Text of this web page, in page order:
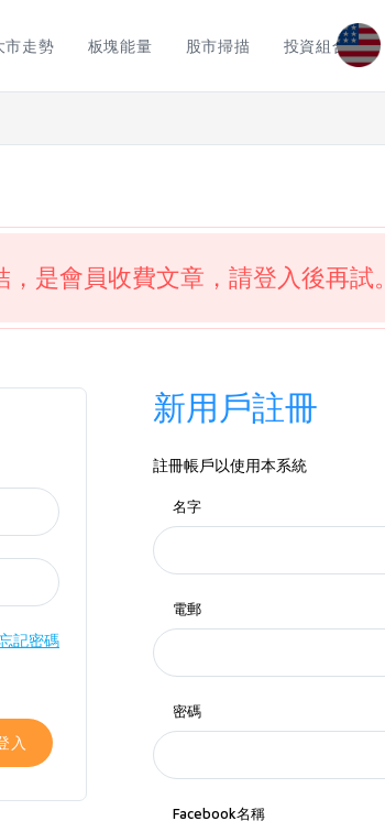
市走勢 板塊能量 股市掃描 投資組合
是會員收費文章，請登入後再試。
記密碼
入
新用戶註冊
註冊帳戶以使用本系統
名字
電郵
密碼
Facebook名稱